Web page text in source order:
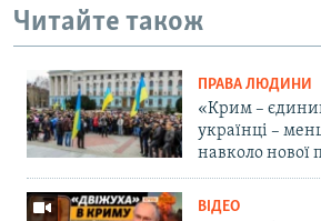
Читайте також
ПРАВА ЛЮДИНИ
«Крим –
українці –
навколо нової
ВІДЕО